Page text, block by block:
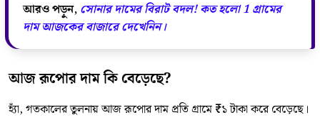
আরও পড়ুন, সোনার দামের বিরাট বদল! কত হলো 1 গ্রামের
দাম আজকের বাজারে দেখেনিন।
আজ রূপোর দাম কি বেড়েছে?
হ্যাঁ, গতকালের তুলনায় আজ রূপোর দাম প্রতি গ্রামে ₹১ টাকা করে বেড়েছে।